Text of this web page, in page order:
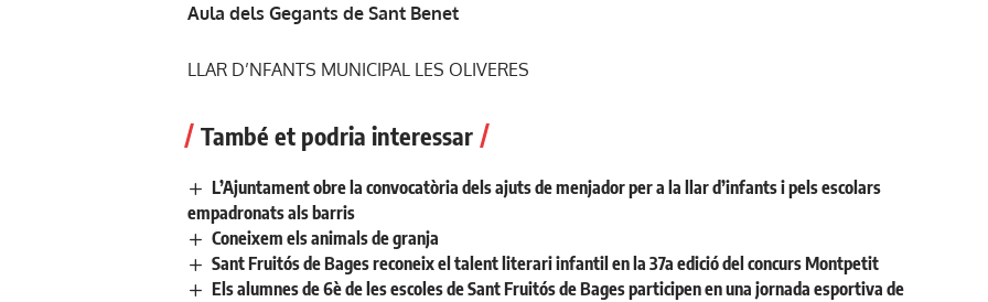
Aula dels Gegants de Sant Benet
LLAR D’NFANTS MUNICIPAL LES OLIVERES
També et podria interessar
L’Ajuntament obre la convocatòria dels ajuts de menjador per a la llar d’infants i pels escolars
empadronats als barris
Coneixem els animals de granja
Sant Fruitós de Bages reconeix el talent literari infantil en la 37a edició del concurs Montpetit
Els alumnes de 6è de les escoles de Sant Fruitós de Bages participen en una jornada esportiva de